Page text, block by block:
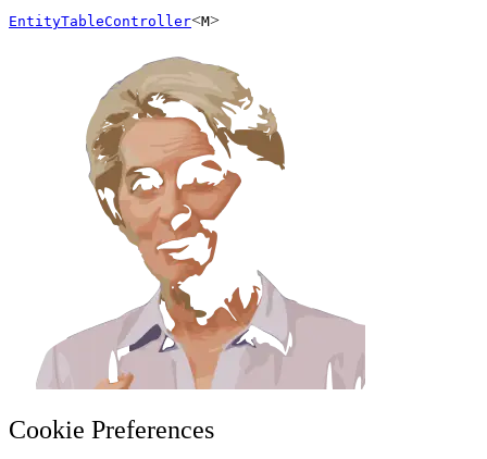
EntityTableController<M>
Cookie Preferences